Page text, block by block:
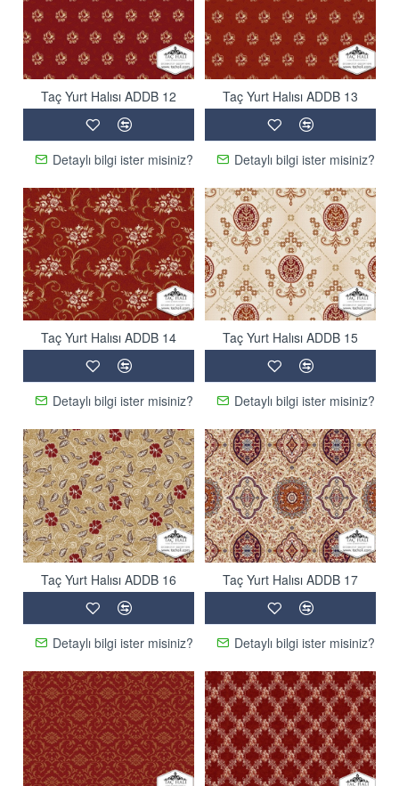
Taç Yurt Halısı ADDB 12
Detaylı bilgi ister misiniz?
Taç Yurt Halısı ADDB 13
Detaylı bilgi ister misiniz?
Taç Yurt Halısı ADDB 14
Detaylı bilgi ister misiniz?
Taç Yurt Halısı ADDB 15
Detaylı bilgi ister misiniz?
Taç Yurt Halısı ADDB 16
Detaylı bilgi ister misiniz?
Taç Yurt Halısı ADDB 17
Detaylı bilgi ister misiniz?